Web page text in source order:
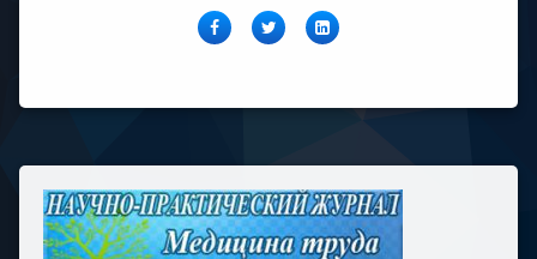
FacebookTwitterLinkedIn